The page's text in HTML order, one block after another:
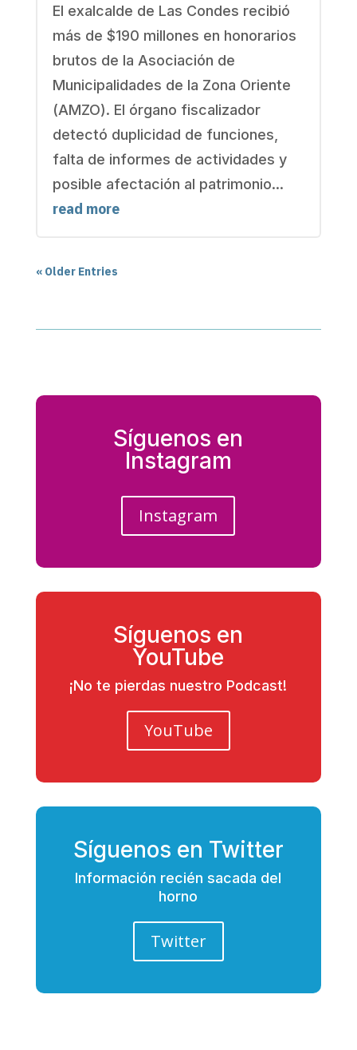
El exalcalde de Las Condes recibió
más de $190 millones en honorarios
brutos de la Asociación de
Municipalidades de la Zona Oriente
(AMZO). El órgano fiscalizador
detectó duplicidad de funciones,
falta de informes de actividades y
posible afectación al patrimonio...
read more
« Older Entries
Síguenos en
Instagram
Instagram
Síguenos en
YouTube
¡No te pierdas nuestro Podcast!
YouTube
Síguenos en Twitter
Información recién sacada del
horno
Twitter